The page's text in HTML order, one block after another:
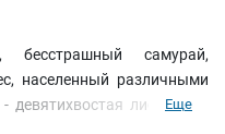
самурай,
населенный различными
лиса. Этот
Еще